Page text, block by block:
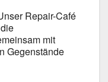
Repair-Café
mit
Gegen­stän­de